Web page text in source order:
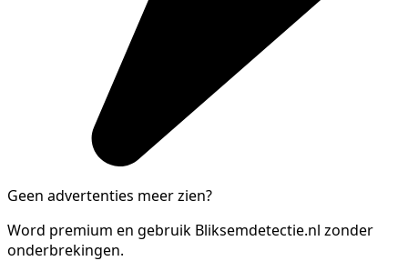
Geen advertenties meer zien?
Word premium en gebruik Bliksemdetectie.nl zonder
onderbrekingen.